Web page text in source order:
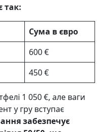
так:
Сума в євро
600 €
450 €
1 050 €, але ваги
у гру вступає
забезпечує